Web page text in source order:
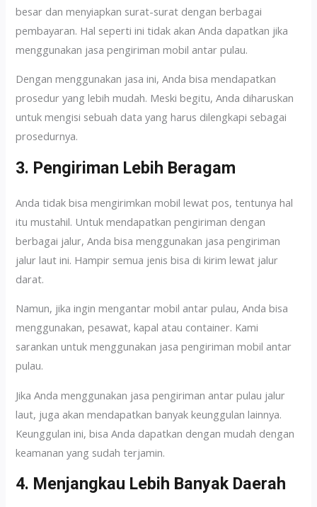
besar dan menyiapkan surat-surat dengan berbagai
pembayaran. Hal seperti ini tidak akan Anda dapatkan jika
menggunakan jasa pengiriman mobil antar pulau.
Dengan menggunakan jasa ini, Anda bisa mendapatkan
prosedur yang lebih mudah. Meski begitu, Anda diharuskan
untuk mengisi sebuah data yang harus dilengkapi sebagai
prosedurnya.
3. Pengiriman Lebih Beragam
Anda tidak bisa mengirimkan mobil lewat pos, tentunya hal
itu mustahil. Untuk mendapatkan pengiriman dengan
berbagai jalur, Anda bisa menggunakan jasa pengiriman
jalur laut ini. Hampir semua jenis bisa di kirim lewat jalur
darat.
Namun, jika ingin mengantar mobil antar pulau, Anda bisa
menggunakan, pesawat, kapal atau container. Kami
sarankan untuk menggunakan jasa pengiriman mobil antar
pulau.
Jika Anda menggunakan jasa pengiriman antar pulau jalur
laut, juga akan mendapatkan banyak keunggulan lainnya.
Keunggulan ini, bisa Anda dapatkan dengan mudah dengan
keamanan yang sudah terjamin.
4. Menjangkau Lebih Banyak Daerah